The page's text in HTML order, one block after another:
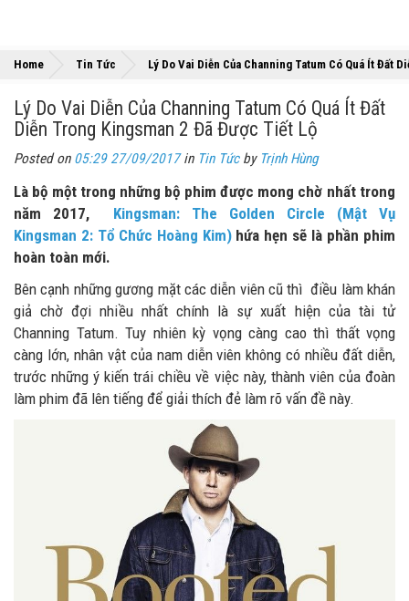
Home Tin Tức Lý Do Vai Diễn Của Channing Tatum Có Quá Ít Đất
Lý Do Vai Diễn Của Channing Tatum Có Quá Ít Đất
Diễn Trong Kingsman 2 Đã Được Tiết Lộ
Posted on 05:29 27/09/2017in Tin Tứcby Trịnh Hùng
Là bộ một trong những bộ phim được mong chờ nhất trong
năm 2017, Kingsman: The Golden Circle (Mật Vụ
Kingsman 2: Tổ Chức Hoàng Kim)hứa hẹn sẽ là phần phim
hoàn toàn mới.
Bên cạnh những gương mặt các diễn viên cũ thì điều làm khán
giả chờ đợi nhiều nhất chính là sự xuất hiện của tài tử
Channing Tatum. Tuy nhiên kỳ vọng càng cao thì thất vọng
càng lớn, nhân vật của nam diễn viên không có nhiều đất diễn,
trước những ý kiến trái chiều về việc này, thành viên của đoàn
làm phim đã lên tiếng để giải thích đẻ làm rõ vấn đề này.